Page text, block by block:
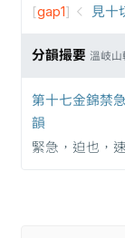
[gap1] 見十
分韻撮要 溫岐
第十七金錦禁
韻
緊急，迫也，